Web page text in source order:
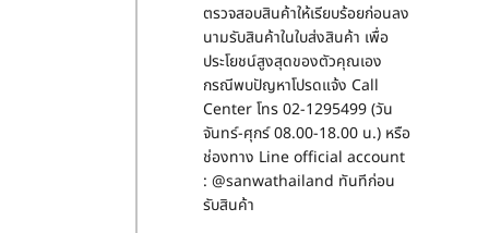
ตรวจสอบสินค้าให้เรียบร้อยก่อนลง
นามรับสินค้าในใบส่งสินค้า เพื่อ
ประโยชน์สูงสุดของตัวคุณเอง
กรณีพบปัญหาโปรดแจ้ง Call
Center โทร 02-1295499 (วัน
จันทร์-ศุกร์ 08.00-18.00 น.) หรือ
ช่องทาง Line official account
: @sanwathailand ทันทีก่อน
รับสินค้า